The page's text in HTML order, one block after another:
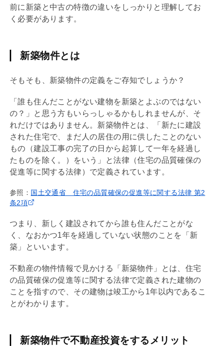
前に新築と中古の特徴の違いをしっかりと理解してお
く必要があります。
新築物件とは
そもそも、新築物件の定義をご存知でしょうか？
「誰も住んだことがない建物を新築とよぶのではない
の？」と思う方もいらっしゃるかもしれませんが、そ
れだけではありません。新築物件とは、「新たに建設
された住宅で、まだ人の居住の用に供したことのない
もの（建設工事の完了の日から起算して一年を経過し
たものを除く。）をいう」と法律（住宅の品質確保の
促進等に関する法律）で定義されています。
参照： 国土交通省 住宅の品質確保の促進等に関する法律 第2
条2項
つまり、新しく建設されてから誰も住んだことがな
く、なおかつ1年を経過していない状態のことを「新
築」といいます。
不動産の物件情報で見かける「新築物件」とは、住宅
の品質確保の促進等に関する法律で定義された建物の
ことを指すので、その建物は竣工から1年以内であるこ
とがわかります。
新築物件で不動産投資をするメリット